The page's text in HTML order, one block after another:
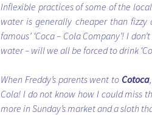
Inflexible practices of some of the
water is generally cheaper than
famous’ ‘Coca – Cola Company’! I
water – will we all be forced to drink
When Freddy’s parents went to Cotoca
Cola! I do not know how I could miss
more in Sunday’s market and a sloth